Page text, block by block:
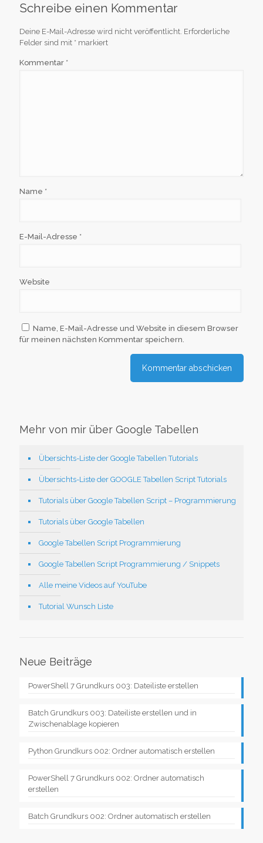
Schreibe einen Kommentar
Deine E-Mail-Adresse wird nicht veröffentlicht. Erforderliche
Felder sind mit * markiert
Kommentar *
Name *
E-Mail-Adresse *
Website
Name, E-Mail-Adresse und Website in diesem Browser
für meinen nächsten Kommentar speichern.
Mehr von mir über Google Tabellen
Übersichts-Liste der Google Tabellen Tutorials
Übersichts-Liste der GOOGLE Tabellen Script Tutorials
Tutorials über Google Tabellen Script – Programmierung
Tutorials über Google Tabellen
Google Tabellen Script Programmierung
Google Tabellen Script Programmierung / Snippets
Alle meine Videos auf YouTube
Tutorial Wunsch Liste
Neue Beiträge
PowerShell 7 Grundkurs 003: Dateiliste erstellen
Batch Grundkurs 003: Dateiliste erstellen und in
Zwischenablage kopieren
Python Grundkurs 002: Ordner automatisch erstellen
PowerShell 7 Grundkurs 002: Ordner automatisch
erstellen
Batch Grundkurs 002: Ordner automatisch erstellen